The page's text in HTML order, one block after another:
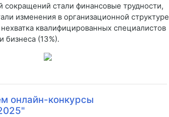
стали финансовые трудности,
изменения в организационной структуре
квалифицированных специалистов
бизнеса (13%).
онлайн-конкурсы